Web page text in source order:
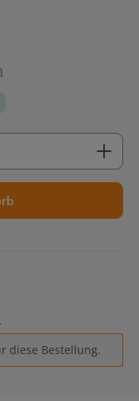
Wert ein
diese Bestellung.